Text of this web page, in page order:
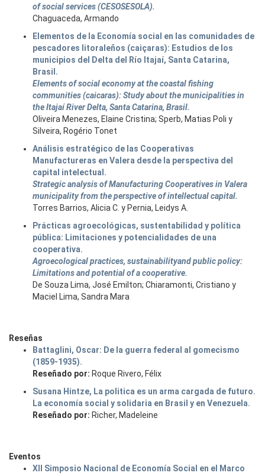
of social services (CESOSESOLA).
Chaguaceda, Armando
Elementos de la Economía social en las comunidades de
pescadores litoraleños (caiçaras): Estudios de los
municipios del Delta del Río Itajaí, Santa Catarina,
Brasil.
Elements of social economy at the coastal fishing
communities (caicaras): Study about the municipalities in
the Itajaí River Delta, Santa Catarina, Brasil.
Oliveira Menezes, Elaine Cristina; Sperb, Matias Poli y
Silveira, Rogério Tonet
Análisis estratégico de las Cooperativas
Manufactureras en Valera desde la perspectiva del
capital intelectual.
Strategic analysis of Manufacturing Cooperatives in Valera
municipality from the perspective of intellectual capital.
Torres Barrios, Alicia C. y Pernia, Leidys A.
Prácticas agroecológicas, sustentabilidad y política
pública: Limitaciones y potencialidades de una
cooperativa.
Agroecological practices, sustainabilityand public policy:
Limitations and potential of a cooperative.
De Souza Lima, José Emilton; Chiaramonti, Cristiano y
Maciel Lima, Sandra Mara
Reseñas
Battaglini, Oscar: De la guerra federal al gomecismo
(1859-1935).
Reseñado por: Roque Rivero, Félix
Susana Hintze, La politica es un arma cargada de futuro.
La economía social y solidaria en Brasil y en Venezuela.
Reseñado por: Richer, Madeleine
Eventos
XII Simposio Nacional de Economía Social en el Marco